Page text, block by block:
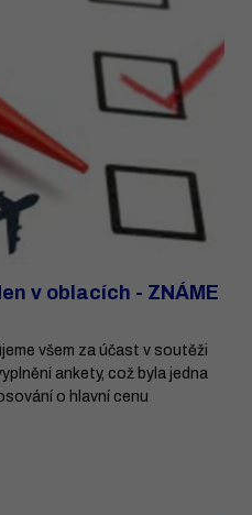
v oblacích - ZNÁME
všem za účast v soutěži
ankety, což byla jedna
o hlavní cenu